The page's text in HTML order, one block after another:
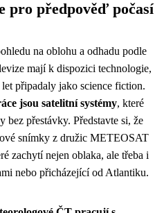
pro předpověď počasí
na oblohu a odhadu podle
mají k dispozici technologie,
připadaly jako science fiction.
jsou satelitní systémy, které
bez přestávky. Představte si, že
snímky z družic METEOSAT
zachytí nejen oblaka, ale třeba i
nebo přicházející od Atlantiku.